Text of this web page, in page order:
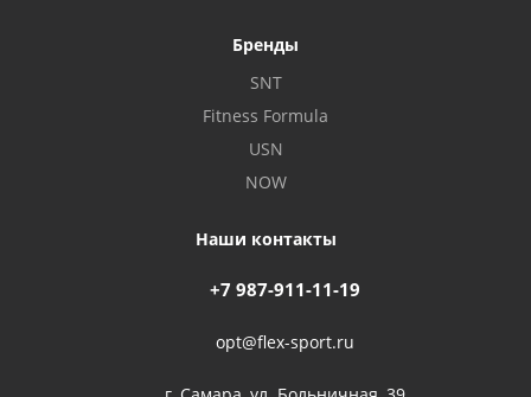
Бренды
SNT
Fitness Formula
USN
NOW
Наши контакты
+7 987-911-11-19
opt@flex-sport.ru